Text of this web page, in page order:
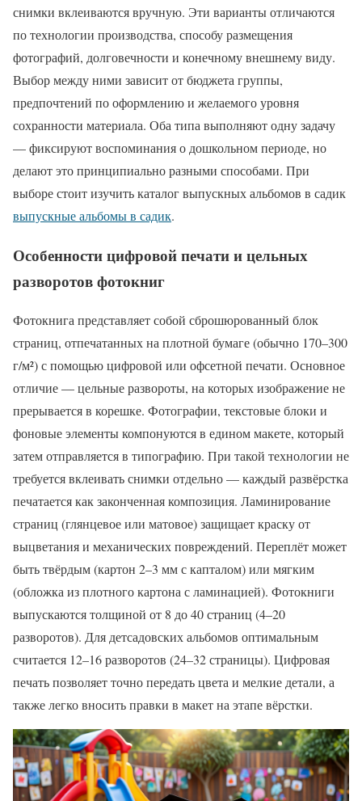
снимки вклеиваются вручную. Эти варианты отличаются
по технологии производства, способу размещения
фотографий, долговечности и конечному внешнему виду.
Выбор между ними зависит от бюджета группы,
предпочтений по оформлению и желаемого уровня
сохранности материала. Оба типа выполняют одну задачу
— фиксируют воспоминания о дошкольном периоде, но
делают это принципиально разными способами. При
выборе стоит изучить каталог выпускных альбомов в садик
выпускные альбомы в садик.
Особенности цифровой печати и цельных
разворотов фотокниг
Фотокнига представляет собой сброшюрованный блок
страниц, отпечатанных на плотной бумаге (обычно 170–300
г/м²) с помощью цифровой или офсетной печати. Основное
отличие — цельные развороты, на которых изображение не
прерывается в корешке. Фотографии, текстовые блоки и
фоновые элементы компонуются в едином макете, который
затем отправляется в типографию. При такой технологии не
требуется вклеивать снимки отдельно — каждый развёрстка
печатается как законченная композиция. Ламинирование
страниц (глянцевое или матовое) защищает краску от
выцветания и механических повреждений. Переплёт может
быть твёрдым (картон 2–3 мм с капталом) или мягким
(обложка из плотного картона с ламинацией). Фотокниги
выпускаются толщиной от 8 до 40 страниц (4–20
разворотов). Для детсадовских альбомов оптимальным
считается 12–16 разворотов (24–32 страницы). Цифровая
печать позволяет точно передать цвета и мелкие детали, а
также легко вносить правки в макет на этапе вёрстки.